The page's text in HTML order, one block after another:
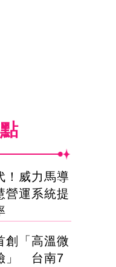
！威力馬導
營運系統提
創「高溫微
」 台南7